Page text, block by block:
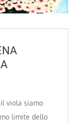
il viola siamo
limite dello